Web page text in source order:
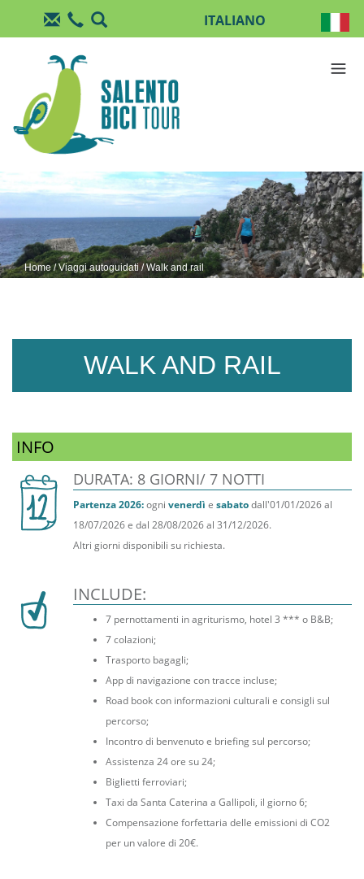
Salta al contenuto principale
Home/Viaggi autoguidati / Walk and rail
WALK AND RAIL
INFO
DURATA: 8 GIORNI/ 7 NOTTI
Partenza 2026:ogni venerdì e sabatodall'01/01/2026 al
18/07/2026 e dal 28/08/2026 al 31/12/2026.
Altri giorni disponibili su richiesta.
INCLUDE:
7 pernottamenti in agriturismo, hotel 3 *** o B&B;
7 colazioni;
Trasporto bagagli;
App di navigazione con tracce incluse;
Road book con informazioni culturali e consigli sul
percorso;
Incontro di benvenuto e briefing sul percorso;
Assistenza 24 ore su 24;
Biglietti ferroviari;
Taxi da Santa Caterina a Gallipoli, il giorno 6;
Compensazione forfettaria delle emissioni di CO2
per un valore di 20€.